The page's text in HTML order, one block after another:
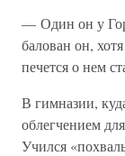
— Один он у
балован он,
печется о нем
В гимназии,
облегчением
Учился